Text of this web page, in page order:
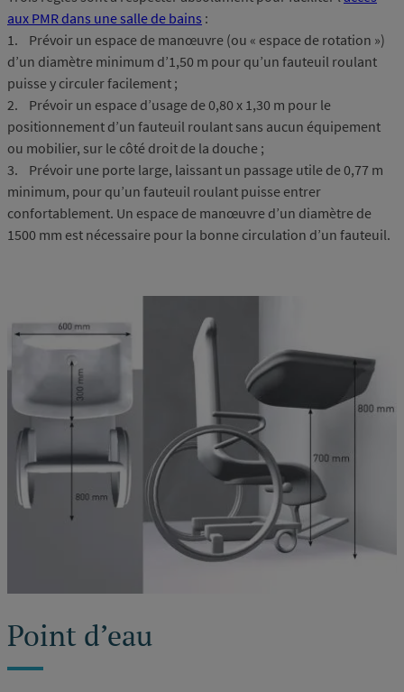
aux PMR dans une salle de bains :
1. Prévoir un espace de manœuvre (ou « espace de rotation »)
d’un diamètre minimum d’1,50 m pour qu’un fauteuil roulant
puisse y circuler facilement ;
2. Prévoir un espace d’usage de 0,80 x 1,30 m pour le
positionnement d’un fauteuil roulant sans aucun équipement
ou mobilier, sur le côté droit de la douche ;
3. Prévoir une porte large, laissant un passage utile de 0,77 m
minimum, pour qu’un fauteuil roulant puisse entrer
confortablement. Un espace de manœuvre d’un diamètre de
1500 mm est nécessaire pour la bonne circulation d’un fauteuil.
Point d’eau